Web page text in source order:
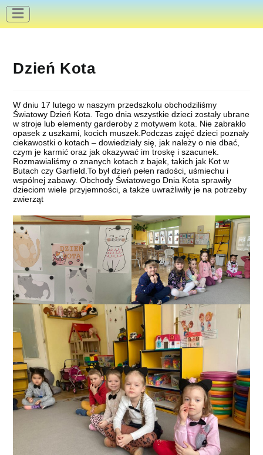
treści
Dzień Kota
W dniu 17 lutego w naszym przedszkolu obchodziliśmy
Światowy Dzień Kota. Tego dnia wszystkie dzieci zostały ubrane
w stroje lub elementy garderoby z motywem kota. Nie zabrakło
opasek z uszkami, kocich muszek.Podczas zajęć dzieci poznały
ciekawostki o kotach – dowiedziały się, jak należy o nie dbać,
czym je karmić oraz jak okazywać im troskę i szacunek.
Rozmawialiśmy o znanych kotach z bajek, takich jak Kot w
Butach czy Garfield.To był dzień pełen radości, uśmiechu i
wspólnej zabawy. Obchody Światowego Dnia Kota sprawiły
dzieciom wiele przyjemności, a także uwrażliwiły je na potrzeby
zwierząt